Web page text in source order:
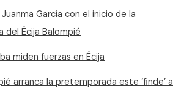
García con el inicio de la
del Écija Balompié
miden fuerzas en Écija
arranca la pretemporada este ‘finde’ a